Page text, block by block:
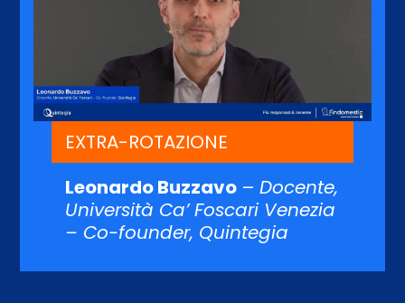
EXTRA-ROTAZIONE
Leonardo Buzzavo –Docente,
Università Ca’ Foscari Venezia
– Co-founder, Quintegia